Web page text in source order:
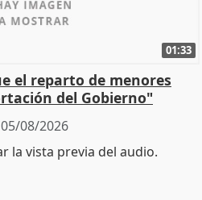
01:33
el reparto de menores
del Gobierno"
05/08/2026